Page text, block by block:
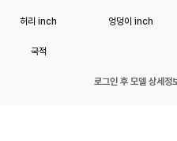
허리 inch 엉덩이 inch
국적
로그인 후 모델 상세정